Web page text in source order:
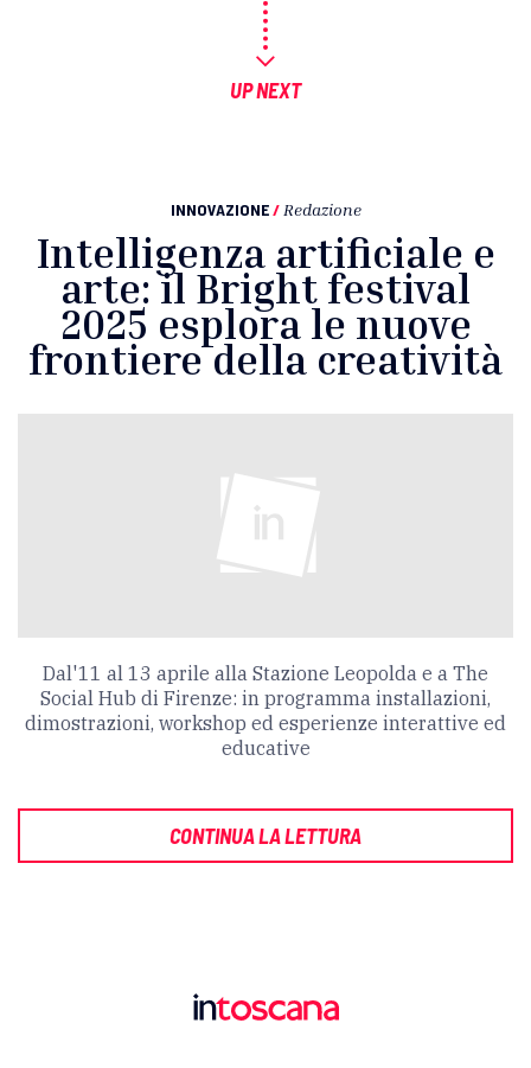
UP NEXT
INNOVAZIONE / Redazione
Intelligenza artificiale e
arte: il Bright festival
2025 esplora le nuove
frontiere della creatività
Dal'11 al 13 aprile alla Stazione Leopolda e a The
Social Hub di Firenze: in programma installazioni,
dimostrazioni, workshop ed esperienze interattive ed
educative
CONTINUA LA LETTURA